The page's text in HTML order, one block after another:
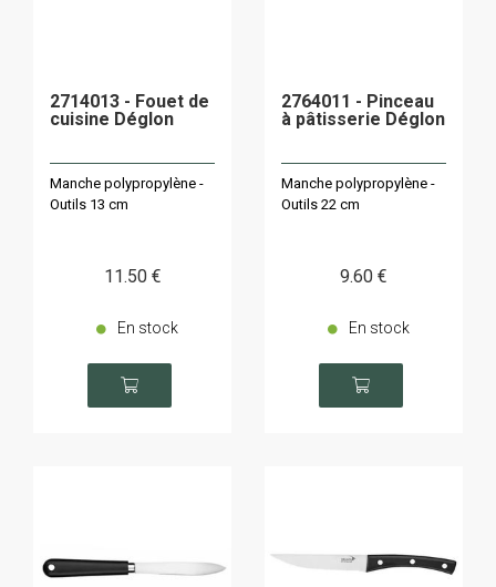
2714013 - Fouet de
cuisine Déglon
Manche polypropylène -
Outils 13 cm
11.50 €
En stock
2764011 - Pinceau
à pâtisserie Déglon
Manche polypropylène -
Outils 22 cm
9.60 €
En stock